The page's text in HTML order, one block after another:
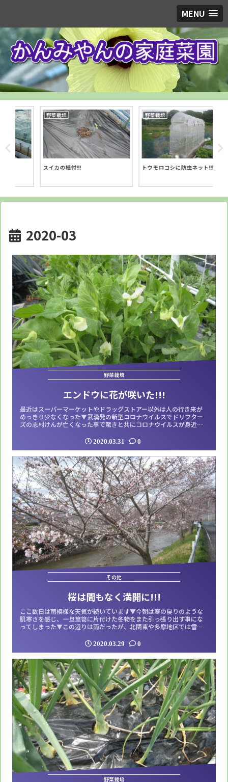
MENU
野菜栽培
スイカの植付!!!
野菜栽培
トウモロコシに防虫ネット!!!
2020-03
野菜栽培
エンドウに花が咲いた!!!
最近はスーパーマーケットやドラッグストアー以外は人の行き来が
めっきり少なくなった▼武漢発の新型コロナウイルスでドリフター
ズの志村けんが亡くなった事で驚きと共にコロナウイルスが身近に
レビで流れる感染者情報･･･、もうテレビを見ているだけで気が滅入
る▼こんなモヤモヤを吹き飛ばすには農園に行って美味しい空気を
吸うしかないと思って午後から農園に出...
2020.03.31 0
その他
桜は間もなく満開に!!!
ここ数日は雨模様な天気が続いています▼今朝は寒の戻りのような
肌寒さを感じ、一旦箪笥に片付けた冬物をまた引っ張り出す事にな
ってしまった▼この辺りは雨だったが、北関東や多摩地区では雪と
る雪もこれが最後ね」とイルカが歌った歌詞が頭をよぎりますが、
今は東京も武漢肺炎で大変な事になっており、そんな風情を感じる
雰囲気ではないのでしょうね。テレビを見...
2020.03.29 0
野菜栽培